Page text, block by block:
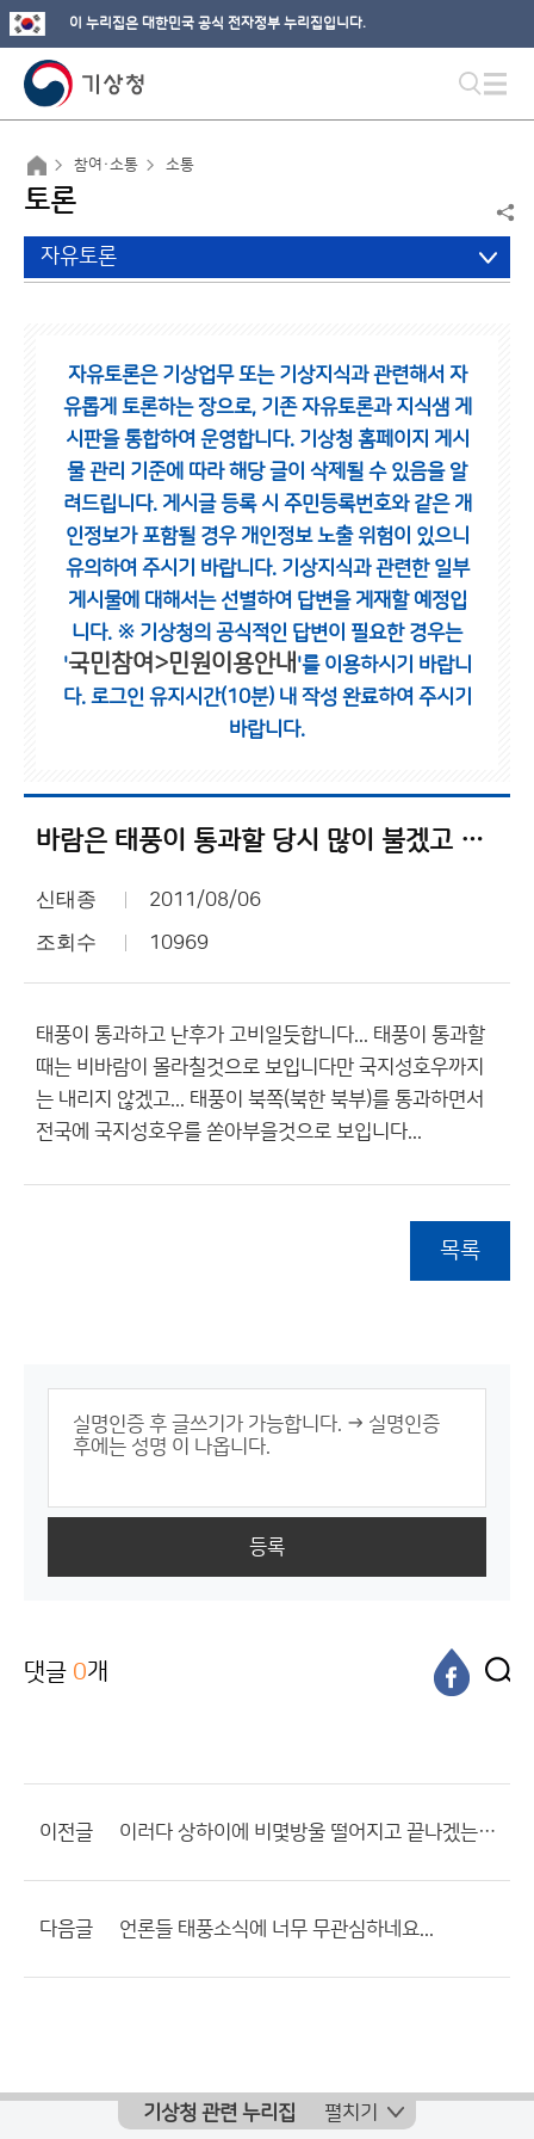
이 누리집은 대한민국 공식 전자정부 누리집입니다.
참여·소통 소통
토론
자유토론
자유토론은 기상업무 또는 기상지식과 관련해서 자
유롭게 토론하는 장으로, 기존 자유토론과 지식샘 게
시판을 통합하여 운영합니다. 기상청 홈페이지 게시
물 관리 기준에 따라 해당 글이 삭제될 수 있음을 알
려드립니다. 게시글 등록 시 주민등록번호와 같은 개
인정보가 포함될 경우 개인정보 노출 위험이 있으니
유의하여 주시기 바랍니다. 기상지식과 관련한 일부
게시물에 대해서는 선별하여 답변을 게재할 예정입
니다. ※ 기상청의 공식적인 답변이 필요한 경우는
'국민참여>민원이용안내 '를 이용하시기 바랍니
다. 로그인 유지시간(10분) 내 작성 완료하여 주시기
바랍니다.
바람은 태풍이 통과할 당시 많이 불겠고 비는...
신태종 2011/08/06
조회수 10969
태풍이 통과하고 난후가 고비일듯합니다... 태풍이 통과할
때는 비바람이 몰라칠것으로 보입니다만 국지성호우까지
는 내리지 않겠고... 태풍이 북쪽(북한 북부)를 통과하면서
전국에 국지성호우를 쏟아부을것으로 보입니다...
목록
등록
댓글 0개
이전글 이러다 상하이에 비몇방울 떨어지고 끝나겠는데요???
다음글 언론들 태풍소식에 너무 무관심하네요...
기상청 관련 누리집 펼치기